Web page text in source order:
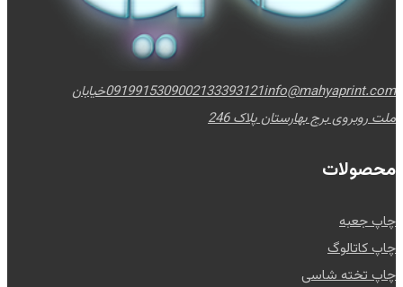
0919915309002133393121info@mahyaprint.com
خیابان
ملت روبروی برج بهارستان پلاک 246
محصولات
چاپ جعبه
چاپ کاتالوگ
چاپ تخته شاسی